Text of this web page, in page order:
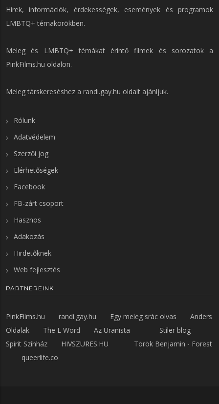
Hírek, információk, érdekességek, események és programok
LMBTQ+ témakörökben.
Meleg és LMBTQ+ témákat érintő filmek és sorozatok a
PinkFilms.hu oldalon.
Meleg társkereséshez a randi.gay.hu oldalt ajánljuk.
Rólunk
Adatvédelem
Szerzői jog
Elérhetőségek
Facebook
FB-zárt csoport
Hasznos
Adakozás
Hirdetőknek
Web fejlesztés
PARTNEREINK
PinkFilms.hu randi.gay.hu Egy meleg srác olvas
Anders
Oldalak
The L Word Az Uranista
Stíler blog
Spirit Színház
HIVSZURES.HU
Török Benjamin - Forest
queerlife.co